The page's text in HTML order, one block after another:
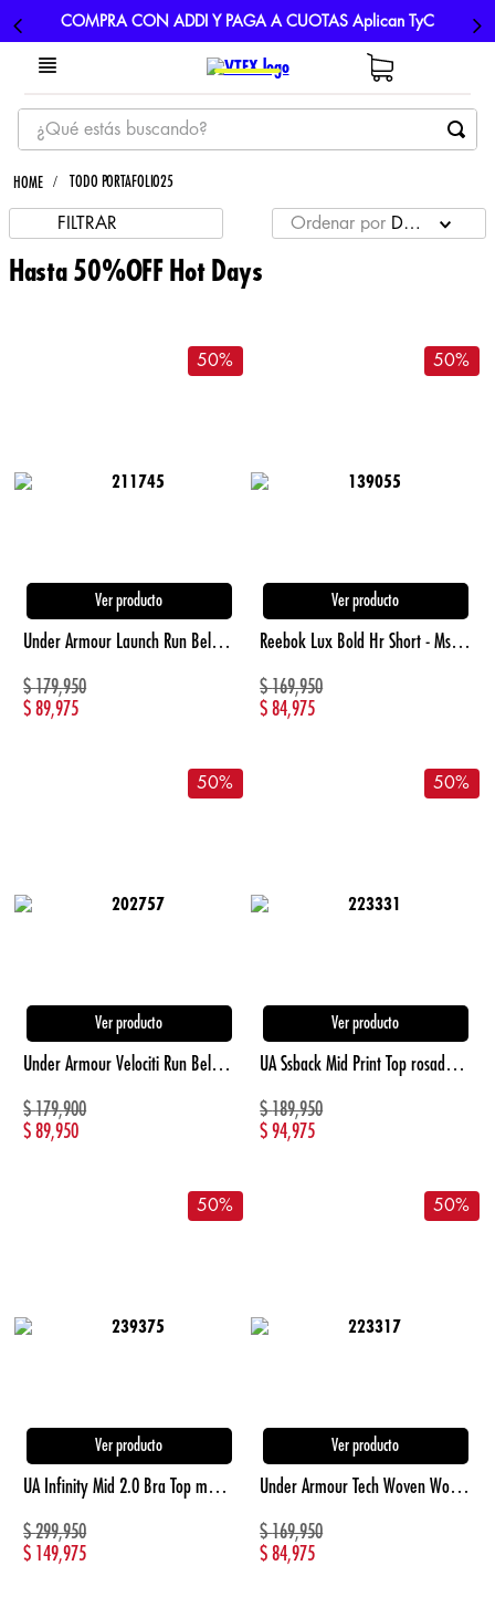
COMPRA CON ADDI Y PAGA A CUOTAS Aplican TyC
¿Qué estás buscando?
TÉRMINOS MÁS BUSCADOS
1. tenis
3 . nike
TODO PORTAFOLIO25
FILTRAR Ordenar por DESCUENTO
Hasta 50%OFF Hot Days
50%
Ver producto
Under Armour Launch Run Belt Canguro negro unisex para correr
$179,950
$89,975
50%
Ver producto
Reebok Lux Bold Hr Short - Ms Pantaloneta negro de mujer para entrenamiento
$169,950
$84,975
50%
Ver producto
Under Armour Velociti Run Belt Canguro negro unisex para correr
$179,900
$89,950
50%
Ver producto
UA Ssback Mid Print Top rosado de mujer para entrenamiento
$189,950
$94,975
50%
Ver producto
UA Infinity Mid 2.0 Bra Top morado de mujer para entrenamiento
$299,950
$ 149,975
50%
Ver producto
Under Armour Tech Woven Wordmark Short Pantaloneta azul de hombre para entrenamiento
$169,950
$84,975